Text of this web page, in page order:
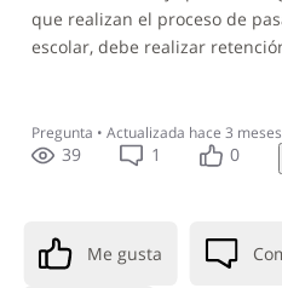
que realizan el proceso de
escolar, debe realizar
Pregunta • Actualizada hace 3 meses
39 1 0
Me gusta